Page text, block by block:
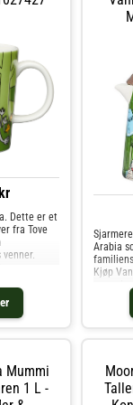
kan
i
nydelig
både
andre
Dette er et
fra Tove
til Mummi-
Slotte.
Kopper
Arabia
Kjøp
og
Royal
Mummi
1 L -